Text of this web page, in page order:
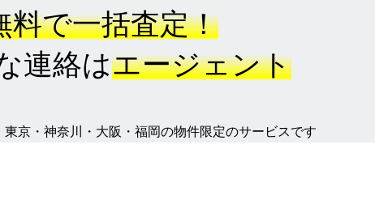
料で一括査定！
連絡はエージェント
京・神奈川・大阪・福岡の物件限定のサービスです